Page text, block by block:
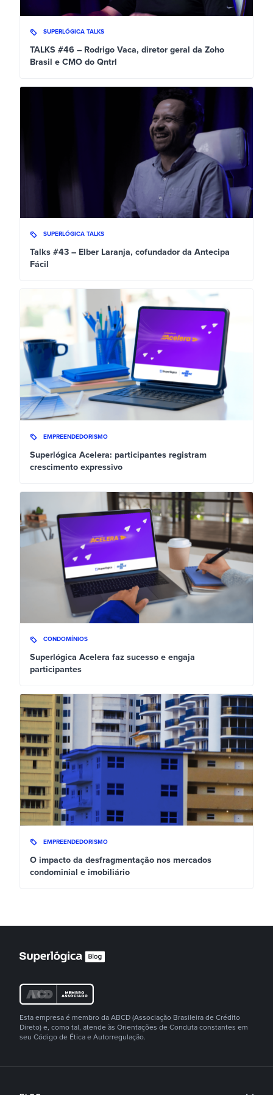
SUPERLÓGICA TALKS
TALKS #46 – Rodrigo Vaca, diretor geral da Zoho
Brasil e CMO do Qntrl
SUPERLÓGICA TALKS
Talks #43 – Elber Laranja, cofundador da Antecipa
Fácil
EMPREENDEDORISMO
Superlógica Acelera: participantes registram
crescimento expressivo
CONDOMÍNIOS
Superlógica Acelera faz sucesso e engaja
participantes
EMPREENDEDORISMO
O impacto da desfragmentação nos mercados
condominial e imobiliário
Esta empresa é membro da ABCD (Associação Brasileira de Crédito
Direto) e, como tal, atende às Orientações de Conduta constantes em
seu Código de Ética e Autorregulação.